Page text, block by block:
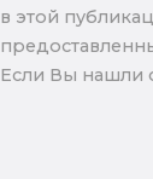
в этой
Если Вы нашли